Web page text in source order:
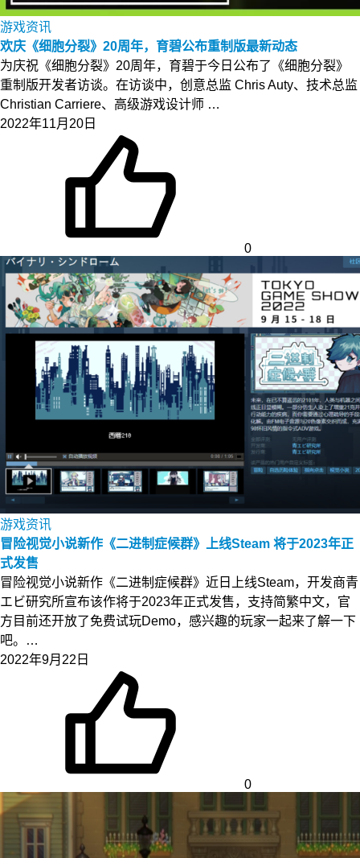
游戏资讯
欢庆《细胞分裂》20周年，育碧公布重制版最新动态
为庆祝《细胞分裂》20周年，育碧于今日公布了《细胞分裂》
重制版开发者访谈。在访谈中，创意总监 Chris Auty、技术总监
Christian Carriere、高级游戏设计师 …
2022年11月20日
0
游戏资讯
冒险视觉小说新作《二进制症候群》上线Steam 将于2023年正
式发售
冒险视觉小说新作《二进制症候群》近日上线Steam，开发商青
エビ研究所宣布该作将于2023年正式发售，支持简繁中文，官
方目前还开放了免费试玩Demo，感兴趣的玩家一起来了解一下
吧。…
2022年9月22日
0